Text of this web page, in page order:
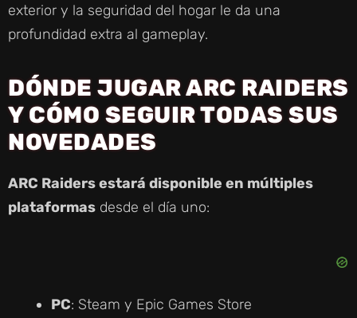
exterior y la seguridad del hogar le da una
profundidad extra al gameplay.
DÓNDE JUGAR ARC RAIDERS
Y CÓMO SEGUIR TODAS SUS
NOVEDADES
ARC Raiders estará disponible en múltiples
plataformas desde el día uno:
PC: Steam y Epic Games Store